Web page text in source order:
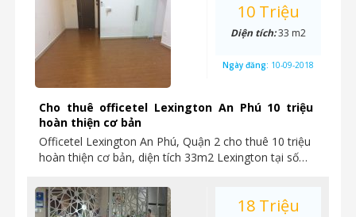
Cho thuê officetel Lexington An Phú 10 triệu
hoàn thiện cơ bản
Officetel Lexington An Phú, Quận 2 cho thuê 10 triệu
hoàn thiện cơ bản, diện tích 33m2 Lexington tại số…
10 Triệu
Diện tích:33 m2
Ngày đăng: 10-09-2018
18 Triệu